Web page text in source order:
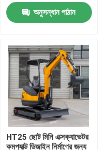
অনুসন্ধান পাঠান
HT25 ছোট মিনি এক্সক্যাভেটর
কমপ্যাক্ট ডিজাইন নির্মাণের জন্য